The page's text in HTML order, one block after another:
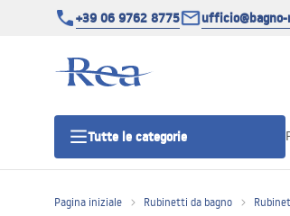
+39 06 9762 8775
Tutte le categorie
Pagina iniziale Rubinetti da bagno